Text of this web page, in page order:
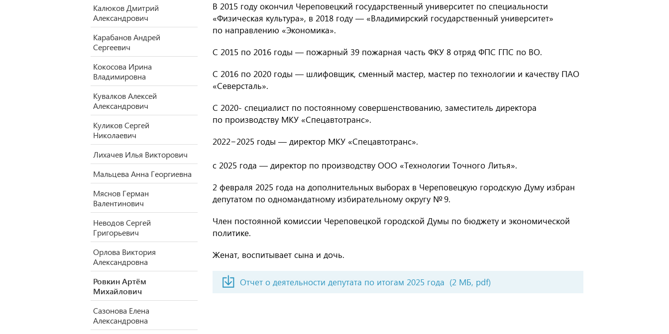
Калюков Дмитрий
Александрович
Карабанов Андрей
Сергеевич
Кокосова Ирина
Владимировна
Кувалков Алексей
Александрович
Куликов Сергей
Николаевич
Лихачев Илья Викторович
Мальцева Анна Георгиевна
Мяснов Герман
Валентинович
Неводов Сергей
Григорьевич
Орлова Виктория
Александровна
Ровкин Артём
Михайлович
Сазонова Елена
Александровна
В 2015 году окончил Череповецкий государственный университет по специальности
«Физическая культура», в 2018 году — «Владимирский государственный университет»
по направлению «Экономика».
С 2015 по 2016 годы — пожарный 39 пожарная часть ФКУ 8 отряд ФПС ГПС по ВО.
С 2016 по 2020 годы — шлифовщик, сменный мастер, мастер по технологии и качеству ПАО
«Северсталь».
С 2020- специалист по постоянному совершенствованию, заместитель директора
по производству МКУ «Спецавтотранс».
2022−2025 годы — директор МКУ «Спецавтотранс».
с 2025 года — директор по производству ООО «Технологии Точного Литья».
2 февраля 2025 года на дополнительных выборах в Череповецкую городскую Думу избран
депутатом по одномандатному избирательному округу № 9.
Член постоянной комиссии Череповецкой городской Думы по бюджету и экономической
политике.
Женат, воспитывает сына и дочь.
Отчет о деятельности депутата по итогам 2025 года (2 МБ, pdf)